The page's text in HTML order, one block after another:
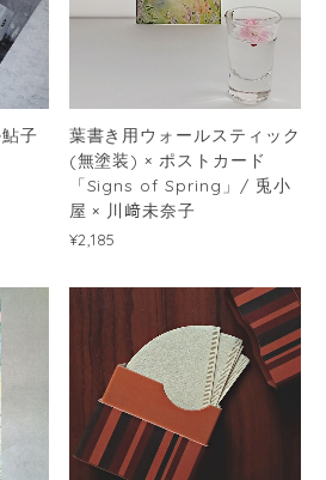
子
葉書き用ウォールスティック
(無塗装) × ポストカード
「Signs of Spring」/ 兎小
屋 × 川﨑未奈子
¥2,185